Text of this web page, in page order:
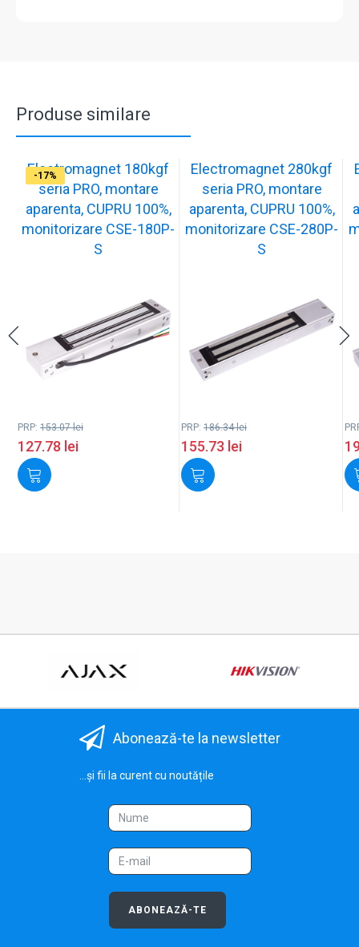
Produse similare
-17%
Electromagnet 180kgf
seria PRO, montare
aparenta, CUPRU 100%,
monitorizare CSE-180P-
S
PRP: 153.07lei
127.78 lei
-16%
Electromagnet 280kgf
seria PRO, montare
aparenta, CUPRU 100%,
monitorizare CSE-280P-
S
PRP: 186.34lei
155.73 lei
-17%
-17%
-17%
-17%
-17%
-17%
-17%
-17%
Abonează-te la newsletter
...și fii la curent cu noutățile
ABONEAZĂ-TE